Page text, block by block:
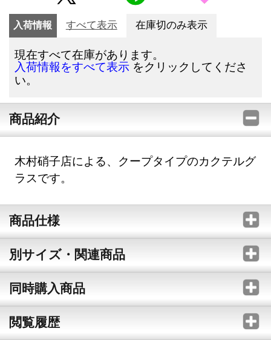
入荷情報 すべて表示 在庫切のみ表示
現在すべて在庫があります。
入荷情報をすべて表示 をクリックしてくださ
い。
商品紹介
木村硝子店による、クープタイプのカクテルグ
ラスです。
商品仕様
別サイズ・関連商品
同時購入商品
閲覧履歴